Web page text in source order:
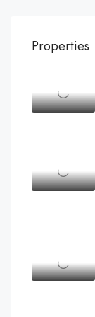
Properties